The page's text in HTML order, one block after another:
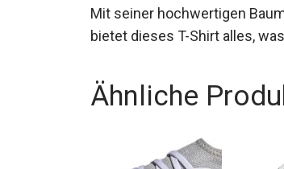
Mit seiner hochwertigen
bietet dieses T-Shirt alles,
Ähnliche